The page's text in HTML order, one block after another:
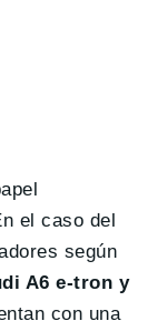
el caso del
según
A6 e-tron y
con una